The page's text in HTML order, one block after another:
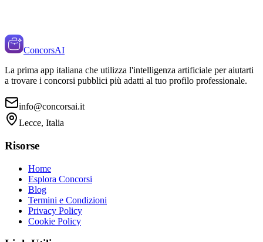
ConcorsAI
La prima app italiana che utilizza l'intelligenza artificiale per aiutarti
a trovare i concorsi pubblici più adatti al tuo profilo professionale.
info@concorsai.it
Lecce, Italia
Risorse
Home
Esplora Concorsi
Blog
Termini e Condizioni
Privacy Policy
Cookie Policy